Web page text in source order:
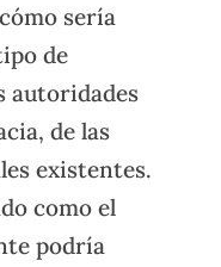
sería
de
autoridades
de las
existentes.
como el
podría